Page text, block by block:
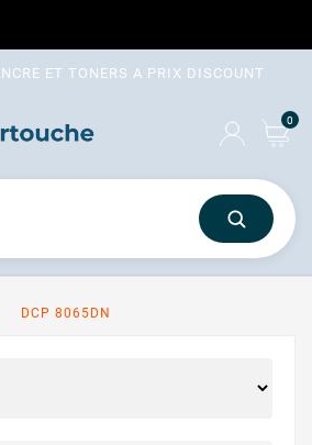
ET TONERS A PRIX DISCOUNT
0
DCP 8065DN